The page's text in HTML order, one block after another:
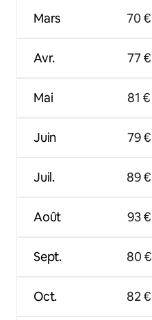
Mars
Avr.
Mai
Juin
Juil.
Août
Sept.
Oct.
70 €
77 €
81 €
79 €
89 €
93 €
80 €
82 €